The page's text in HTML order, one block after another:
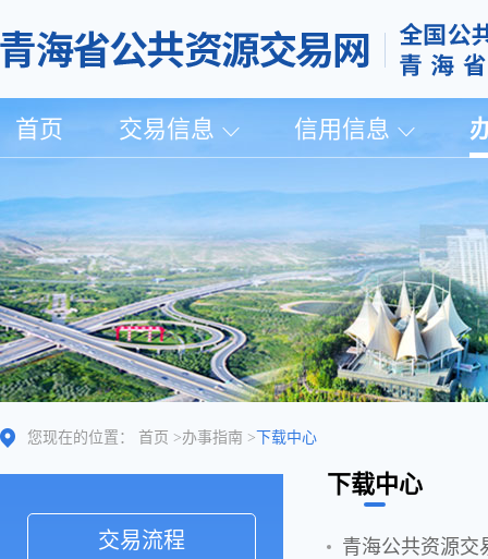
首页 交易信息 信用信息
您现在的位置： 首页 >办事指南 > 下载中心
交易流程
下载中心
青海公共资源交